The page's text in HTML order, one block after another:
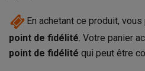
En achetant ce produit,
point de fidélité. Votre panier
point de fidélité qui peut être